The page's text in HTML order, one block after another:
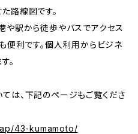
路線図です。
や駅から徒歩やバスでアクセス
便利です。個人利用からビジネ
。
は、下記のページもご覧くださ
43-kumamoto/